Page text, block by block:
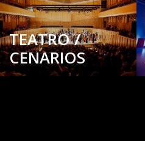
TEATRO /
CENARIOS